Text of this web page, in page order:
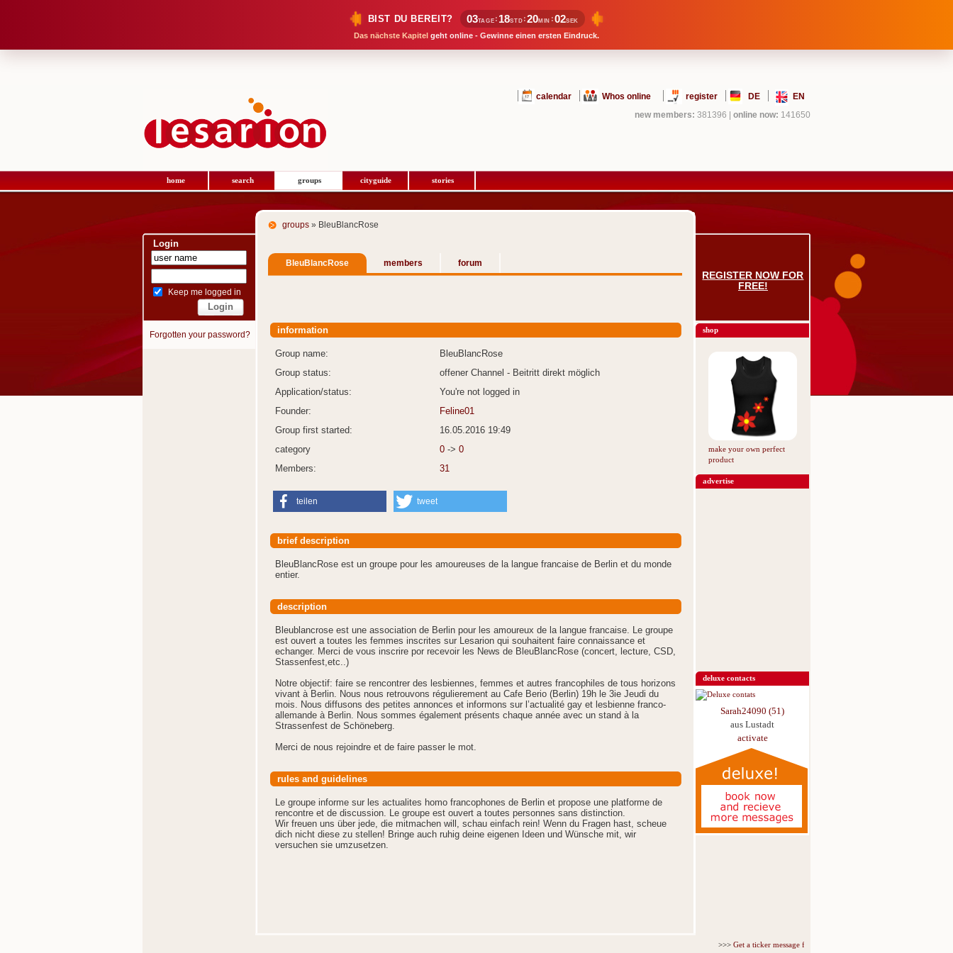
BIST DU BEREIT? 03TAGE : 18STD :20MIN :02SEK
Das nächste Kapitel geht online - Gewinne einen ersten Eindruck.
calendar Whos online register DE
EN
new members: 381396 online now: 141650
home search groups cityguide stories
Login
Keep me logged in
Forgotten your password?
groups » BleuBlancRose
BleuBlancRose members forum
information
Group name:
BleuBlancRose
Group status:
offener Channel - Beitritt direkt möglich
Application/status:
You're not logged in
Founder:
Feline01
Group first started:
16.05.2016 19:49
category
0-> 0
Members:
31
teilen tweet
brief description
BleuBlancRose est un groupe pour les amoureuses de la langue francaise de Berlin et du monde
entier.
description
Bleublancrose est une association de Berlin pour les amoureux de la langue francaise. Le groupe
est ouvert a toutes les femmes inscrites sur Lesarion qui souhaitent faire connaissance et
echanger. Merci de vous inscrire por recevoir les News de BleuBlancRose (concert, lecture, CSD,
Stassenfest,etc..)
Notre objectif: faire se rencontrer des lesbiennes, femmes et autres francophiles de tous horizons
vivant à Berlin. Nous nous retrouvons régulierement au Cafe Berio (Berlin) 19h le 3ie Jeudi du
mois. Nous diffusons des petites annonces et informons sur l’actualité gay et lesbienne franco-
allemande à Berlin. Nous sommes également présents chaque année avec un stand à la
Strassenfest de Schöneberg.
Merci de nous rejoindre et de faire passer le mot.
rules and guidelines
Le groupe informe sur les actualites homo francophones de Berlin et propose une platforme de
rencontre et de discussion. Le groupe est ouvert a toutes personnes sans distinction.
Wir freuen uns über jede, die mitmachen will, schau einfach rein! Wenn du Fragen hast, scheue
dich nicht diese zu stellen! Bringe auch ruhig deine eigenen Ideen und Wünsche mit, wir
versuchen sie umzusetzen.
REGISTER NOW FOR
FREE!
shop
make your own perfect
product
advertise
deluxe contacts
Sarah24090 (51)
aus Lustadt
activate
>>>Get a ticker message for just 5,95€ for 3 days